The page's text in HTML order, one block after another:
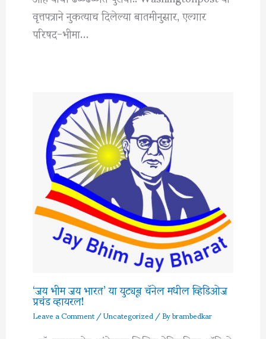
वृत्तपत्राने नुकत्याच दिलेल्या बातमीनुसार, एल्गार
परिषद-भीमा…
‘जय भीम जय भारत’ या युट्यूब चॅनेल मधील व्हिडिओज
प्रचंड व्हायरल!
Leave a Comment/Uncategorized/ Bybrambedkar